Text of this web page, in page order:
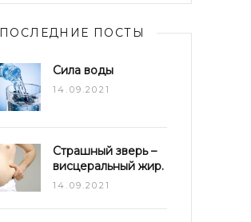
ПОСЛЕДНИЕ ПОСТЫ
Сила воды
14.09.2021
Страшный зверь –
висцеральный жир.
14.09.2021